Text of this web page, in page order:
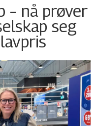
– nå prøver
seg